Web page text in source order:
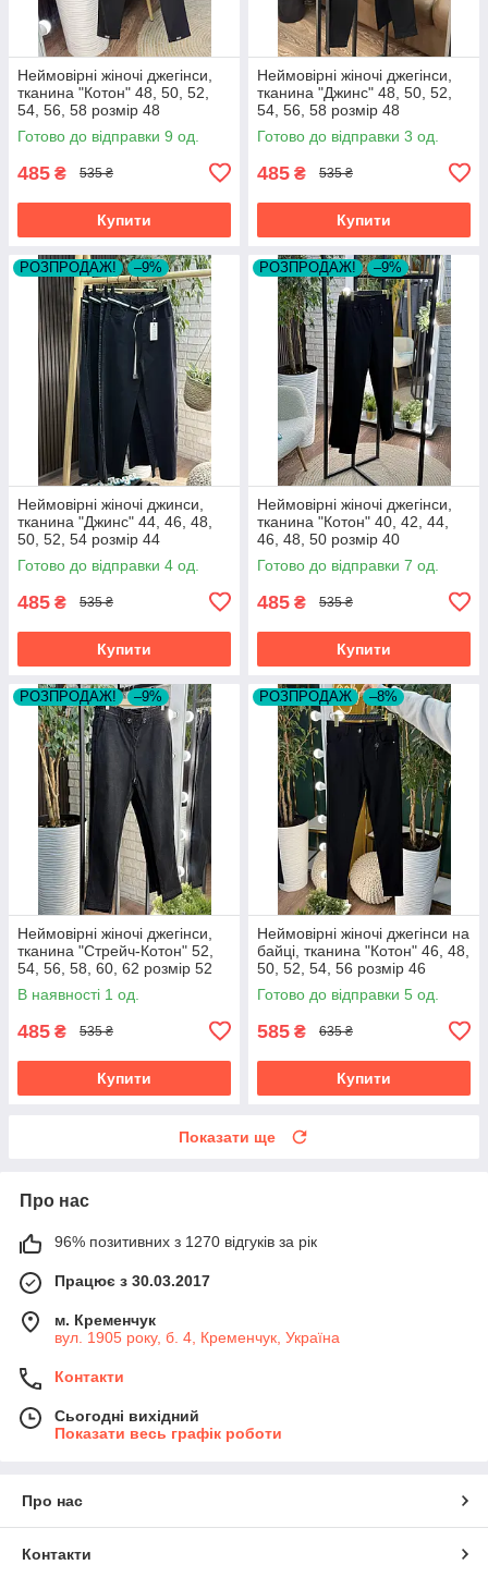
Неймовірні жіночі джегінси,
тканина "Котон" 48, 50, 52,
54, 56, 58 розмір 48
Готово до відправки 9 од.
485 ₴ 535 ₴
Купити
Неймовірні жіночі джегінси,
тканина "Джинс" 48, 50, 52,
54, 56, 58 розмір 48
Готово до відправки 3 од.
485 ₴ 535 ₴
Купити
РОЗПРОДАЖ! –9%
Неймовірні жіночі джинси,
тканина "Джинс" 44, 46, 48,
50, 52, 54 розмір 44
Готово до відправки 4 од.
485 ₴ 535 ₴
Купити
РОЗПРОДАЖ! –9%
Неймовірні жіночі джегінси,
тканина "Котон" 40, 42, 44,
46, 48, 50 розмір 40
Готово до відправки 7 од.
485 ₴ 535 ₴
Купити
РОЗПРОДАЖ! –9%
Неймовірні жіночі джегінси,
тканина "Стрейч-Котон" 52,
54, 56, 58, 60, 62 розмір 52
В наявності 1 од.
485 ₴ 535 ₴
Купити
РОЗПРОДАЖ –8%
Неймовірні жіночі джегінси на
байці, тканина "Котон" 46, 48,
50, 52, 54, 56 розмір 46
Готово до відправки 5 од.
585 ₴ 635 ₴
Купити
Показати ще
Про нас
96% позитивних з 1270 відгуків за рік
Працює з 30.03.2017
м. Кременчук
вул. 1905 року, б. 4, Кременчук, Україна
Контакти
Сьогодні вихідний
Показати весь графік роботи
Про нас
Контакти